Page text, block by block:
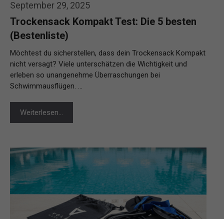
September 29, 2025
Trockensack Kompakt Test: Die 5 besten
(Bestenliste)
Möchtest du sicherstellen, dass dein Trockensack Kompakt
nicht versagt? Viele unterschätzen die Wichtigkeit und
erleben so unangenehme Überraschungen bei
Schwimmausflügen. …
Weiterlesen…